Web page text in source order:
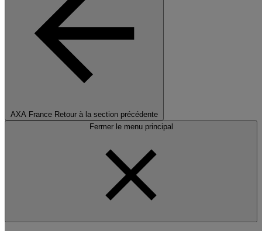
AXA France Retour à la section précédente
Fermer le menu principal